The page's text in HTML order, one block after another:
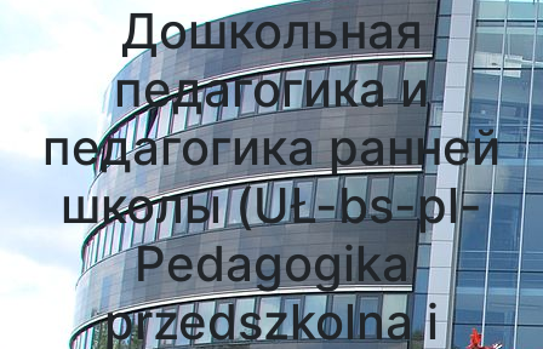
Дошкольная
педагогика и
педагогика ранней
школы (UŁ-bs-pl-
Pedagogika
przedszkolna i